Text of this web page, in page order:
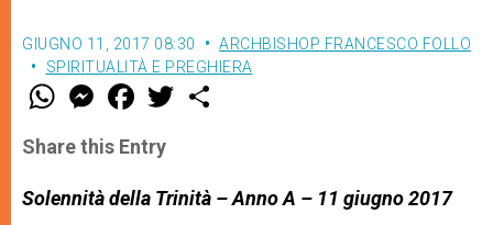
GIUGNO 11, 2017 08:30
ARCHBISHOP FRANCESCO FOLLO
SPIRITUALITÀ E PREGHIERA
W
t
s
p
p
M
e
s
e
g
e
F
a
e
b
o
k
w
r
Share this Entry
Solennità della Trinità – Anno A – 11 giugno 2017